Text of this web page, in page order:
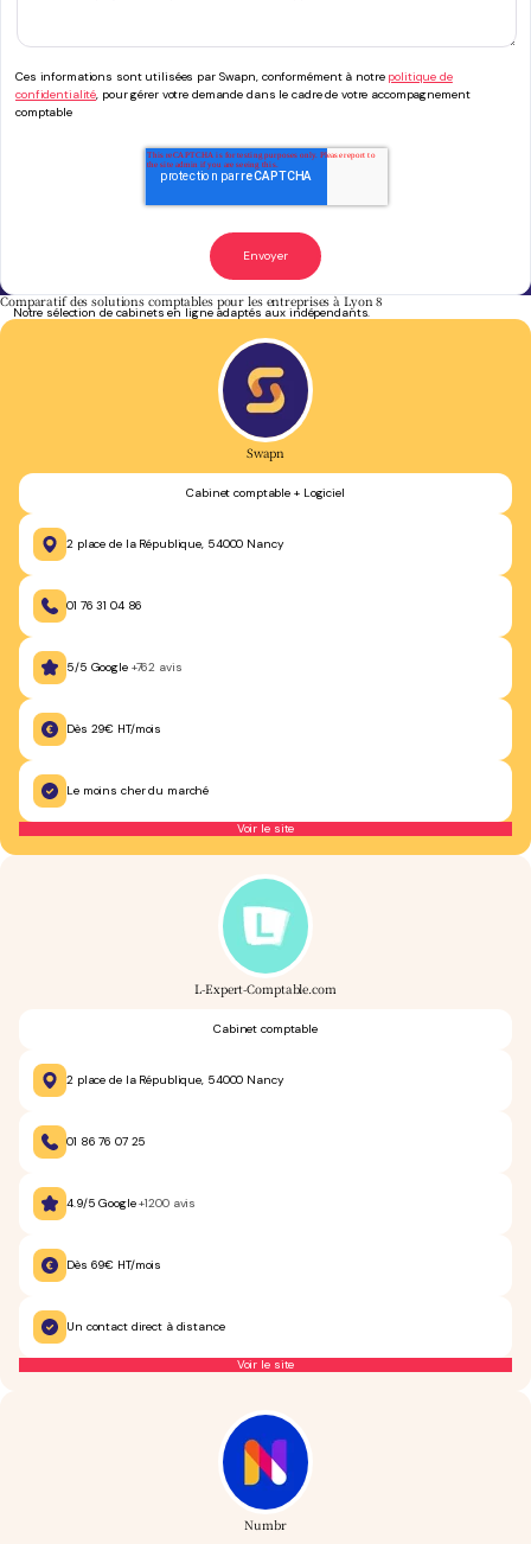
Ces informations sont utilisées par Swapn, conformément à notre politique de
confidentialité, pour gérer votre demande dans le cadre de votre accompagnement
comptable
Comparatif des solutions comptables pour les entreprises à Lyon 8
Notre sélection de cabinets en ligne adaptés aux indépendants.
Swapn
Cabinet comptable + Logiciel
2 place de la République, 54000 Nancy
01 76 31 04 86
5/5 Google +762 avis
Dès 29€ HT/mois
Le moins cher du marché
Voir le site
L-Expert-Comptable.com
Cabinet comptable
2 place de la République, 54000 Nancy
01 86 76 07 25
4.9/5 Google+1200 avis
Dès 69€ HT/mois
Un contact direct à distance
Voir le site
Numbr